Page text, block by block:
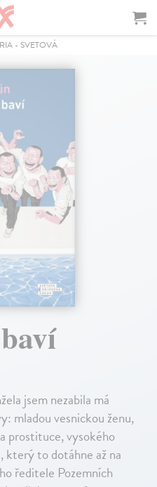
- SVETOVÁ
jsem nezabila má
mladou vesnickou ženu,
prostituce, vysokého
to dotáhne až na
ředitele Pozemních